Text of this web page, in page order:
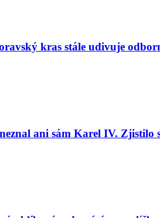
kras stále udivuje
ani sám Karel IV. Zjistilo